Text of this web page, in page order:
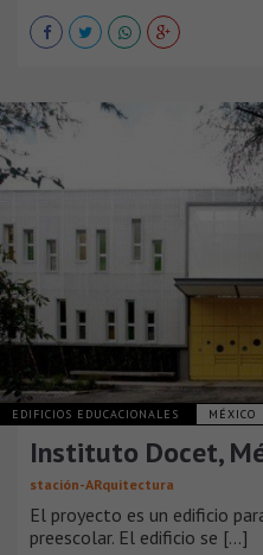
EDIFICIOS EDUCACIONALES MÉXICO
Instituto Docet,
stación-ARquitectura
El proyecto es un edificio
preescolar. El edificio se [...]